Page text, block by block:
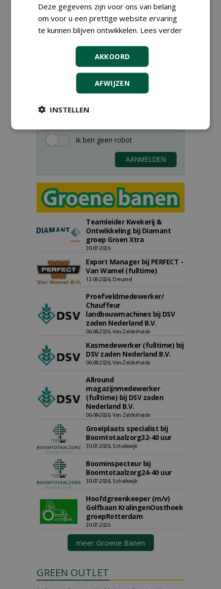
Meld je aan voor onze digitale
nieuwsbrief.
Teamleider Kwekerij &
Ontwikkeling bij Diamant
groep Groen Xtra
30-07-2026
Export Manager bij PERFECT -
Van Wamel (fulltime)
12-06-2026, Dreumel
Proefveldmedewerker/
Chauffeur
landbouwmachines bij DSV
zaden Nederland B.V.
06-08-2026, Ven-Zelderheide
Kasmedewerker (fulltime) bij
DSV zaden Nederland B.V.
06-08-2026, Ven-Zelderheide
Allround
magazijnmedewerker
(fulltime) bij DSV zaden
Nederland B.V.
06-08-2026, Ven Zelderheide
Groeiplaats specialist bij
Boomtotaalzorg32-40 uur
30-07-2026, Schalkwijk
Boominspecteur bij
Boomtotaalzorg24-40 uur
30-07-2026, Schalkwijk
Hoofdgreenkeeper (m/v)
Golfbaan KralingenOosthoek
groepRotterdam
30-07-2026
meer Groene Banen
GREEN OUTLET
Deze gegevens zijn voor ons van belang
om voor u een prettige website ervaring
te kunnen blijven ontwikkelen. Lees verder
AKKOORD
AFWIJZEN
INSTELLEN